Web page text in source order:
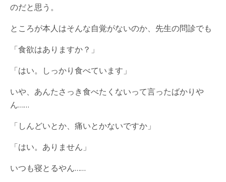
のだと思う。
ところが本人はそんな自覚がないのか、先生の問診でも
「食欲はありますか？」
「はい。しっかり食べています」
いや、あんたさっき食べたくないって言ったばかりや
ん……
「しんどいとか、痛いとかないですか」
「はい。ありません」
いつも寝とるやん……